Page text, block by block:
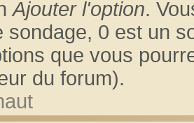
Ajouter l'option.
sondage, 0 est un
que vous
du forum).